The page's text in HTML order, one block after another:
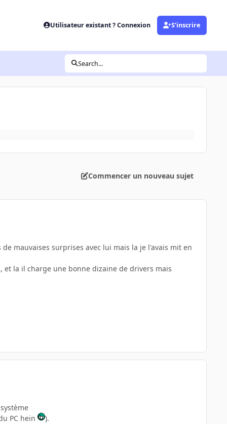
Utilisateur existant ? Connexion S’inscrire
Search...
Commencer un nouveau sujet
de mauvaises surprises avec lui mais la je l'avais mit en
et la il charge une bonne dizaine de drivers mais
PC hein
).